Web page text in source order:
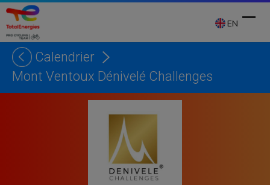
Skip
content
EN
Calendrier
Mont Ventoux Dénivelé Challenges